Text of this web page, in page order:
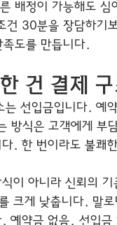
배정이 가능해도
건 30분을 장담하기
도를 만듭니다.
건 결제
선입금입니다. 예
방식은 고객에게 부
. 한 번이라도 불쾌
이 아니라 신뢰의
크게 낮춥니다. 말
예약금 없음, 선입